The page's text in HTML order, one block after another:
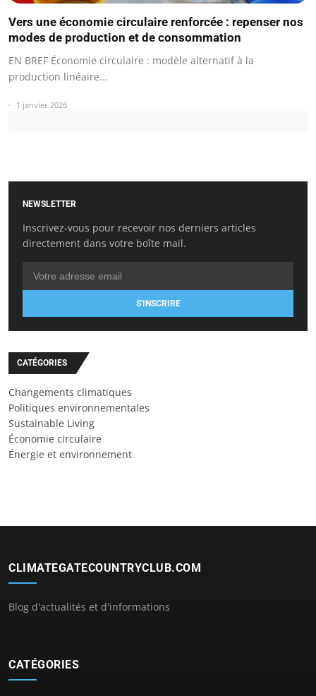
Vers une économie circulaire renforcée : repenser nos
modes de production et de consommation
EN BREF Économie circulaire : modèle alternatif à la
production linéaire…
1 janvier 2026
NEWSLETTER
Inscrivez-vous pour recevoir nos derniers articles
directement dans votre boîte mail.
S'INSCRIRE
CATÉGORIES
Changements climatiques
Politiques environnementales
Sustainable Living
Économie circulaire
Énergie et environnement
CLIMATEGATECOUNTRYCLUB.COM
Blog d'actualités et d'informations
CATÉGORIES